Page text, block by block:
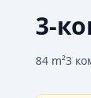
3-
84 m²3